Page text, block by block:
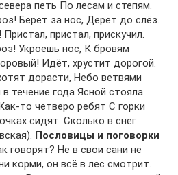
петь По лесам и степям.
Берет за нос, Дерет до слёз.
пристал, прискучил.
Укроешь нос, К бровям
Идёт, хрустит дорогой.
дорасти, Небо ветвями
течение года Ясной стояла
то четверо ребят С горки
сидят. Сколько в снег
Пословицы и поговорки
говорят? Не в свои сани не
корми, он всё в лес смотрит.